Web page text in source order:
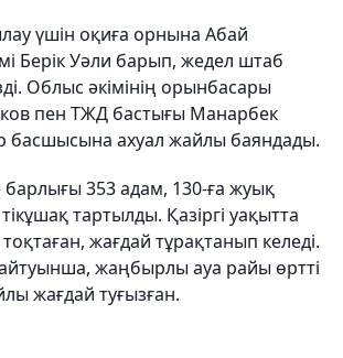
үшін оқиға орнына Абай
Берік Уәли барып, жедел штаб
Облыс әкімінің орынбасары
пен ТЖД бастығы Манарбек
басшысына ахуал жайлы баяндады.
барлығы 353 адам, 130-ға жуық
тартылды. Қазіргі уақытта
жағдай тұрақтанып келеді.
жаңбырлы ауа райы өртті
жағдай туғызған.